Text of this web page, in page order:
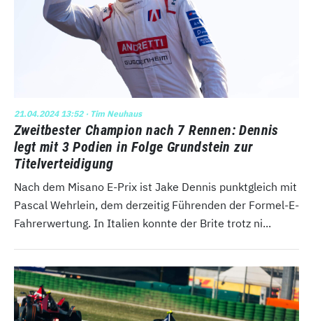
21.04.2024 13:52· Tim Neuhaus
Zweitbester Champion nach 7 Rennen: Dennis
legt mit 3 Podien in Folge Grundstein zur
Titelverteidigung
Nach dem Misano E-Prix ist Jake Dennis punktgleich mit
Pascal Wehrlein, dem derzeitig Führenden der Formel-E-
Fahrerwertung. In Italien konnte der Brite trotz ni...